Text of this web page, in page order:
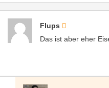
Flups
Das ist aber eher